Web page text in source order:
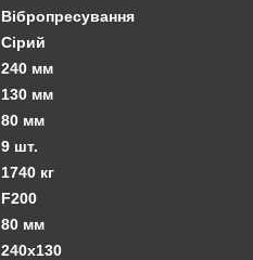
Вібропресування
Сірий
240 мм
130 мм
80 мм
9 шт.
1740 кг
F200
80 мм
240х130